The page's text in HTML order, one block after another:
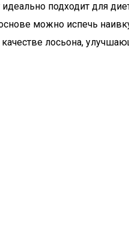
подходит для
основе можно испечь
лосьона,